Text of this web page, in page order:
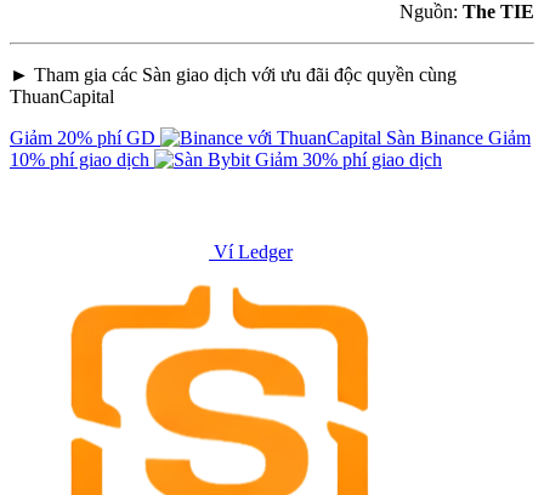
Nguồn: The TIE
► Tham gia các Sàn giao dịch với ưu đãi độc quyền cùng
ThuanCapital
Giảm 20% phí GD
Sàn Binance Giảm
10% phí giao dịch
Giảm 30% phí giao dịch
Ví Ledger